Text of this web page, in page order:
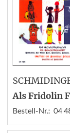
Als Fridolin
Bestell-Nr.: 04